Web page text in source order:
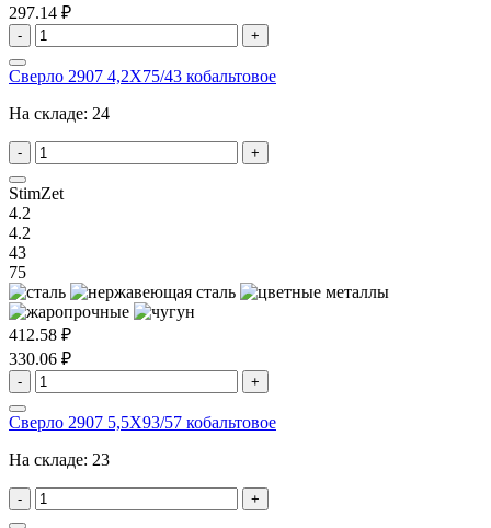
297.14 ₽
- +
Сверло 2907 4,2X75/43 кобальтовое
На складе: 24
- +
StimZet
4.2
4.2
43
75
412.58 ₽
330.06 ₽
- +
Сверло 2907 5,5X93/57 кобальтовое
На складе: 23
- +